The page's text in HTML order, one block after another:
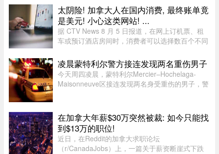
保心理健康问题在选举周期之后依然能被列为优先
事项。在蒙特利尔无家可归 ...
太阴险! 加拿大人在国内消费, 最终账单竟
是美元! 小心这类网站! ...
据 CTV News 8 月 5 日报道，在网上订机票、租
车或预订酒店房间时，消费者可以选择数百个不同
虽然有些旅游类网站是加拿大本地公司，但许多并
非如此，即使你要前往加拿 ...
凌晨蒙特利尔警方接连发现两名重伤男子
今天周四凌晨，蒙特利尔Mercier–Hochelaga-
Maisonneuve区接连发现两名身受重伤的男子，警
因，也不确定是否涉及武器。警方发言人Flor ...
在加拿大年薪$30万突然被裁: 如今只能找
到$13万的职位!
近日，在Reddit的加拿大求职论坛
（r/CanadaJobs）上，一篇关于薪资断崖式下跌